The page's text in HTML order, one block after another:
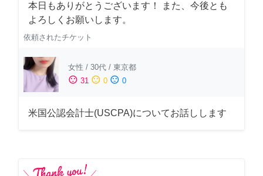
本日もありがとうございます！ また、今後とも
よろしくお願いします。
依頼されたチケット
女性 / 30代 / 東京都
sentiment_satisfied 31 sentiment_neutral 0 sentiment_dissatisfied 0
米国公認会計士(USCPA)についてお話しします